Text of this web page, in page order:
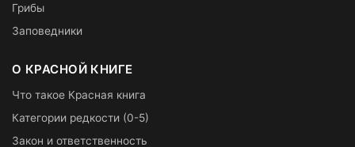
Грибы
Заповедники
О КРАСНОЙ КНИГЕ
Что такое Красная книга
Категории редкости (0-5)
Закон и ответственность